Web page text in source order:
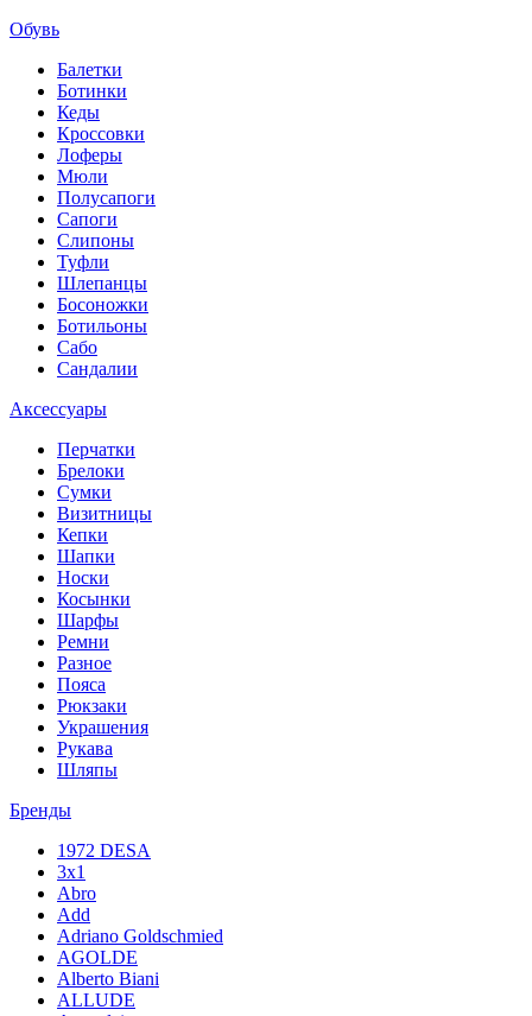
Обувь
Балетки
Ботинки
Кеды
Кроссовки
Лоферы
Мюли
Полусапоги
Сапоги
Слипоны
Туфли
Шлепанцы
Босоножки
Ботильоны
Сабо
Сандалии
Аксессуары
Перчатки
Брелоки
Сумки
Визитницы
Кепки
Шапки
Носки
Косынки
Шарфы
Ремни
Разное
Пояса
Рюкзаки
Украшения
Рукава
Шляпы
Бренды
1972 DESA
3x1
Abro
Add
Adriano Goldschmied
AGOLDE
Alberto Biani
ALLUDE